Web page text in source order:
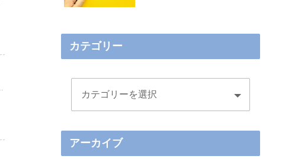
カテゴリー
アーカイブ